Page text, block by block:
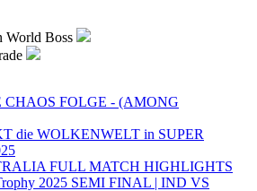
World Boss
FOLGE - (AMONG
die WOLKENWELT in SUPER
FULL MATCH HIGHLIGHTS
2025 SEMI FINAL | IND VS